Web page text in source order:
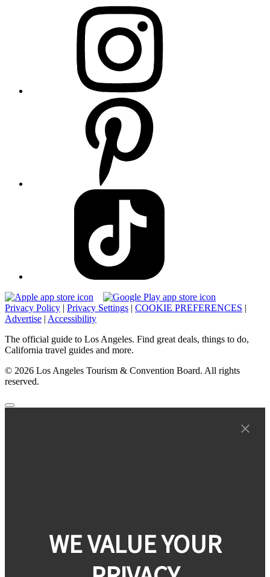
Privacy Policy | Privacy Settings | COOKIE PREFERENCES |
Advertise | Accessibility
The official guide to Los Angeles. Find great deals, things to do,
California travel guides and more.
© 2026 Los Angeles Tourism & Convention Board. All rights
reserved.
WE VALUE YOUR